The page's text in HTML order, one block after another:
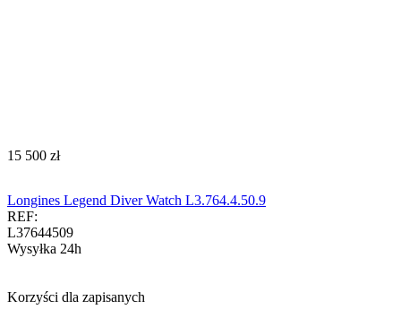
‍15 500‍ zł
Longines Legend Diver Watch L3.764.4.50.9
REF:
L37644509
Wysyłka 24h
Korzyści dla zapisanych